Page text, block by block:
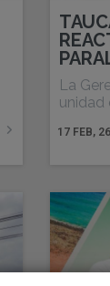
17 FEB, 26
La
unidad